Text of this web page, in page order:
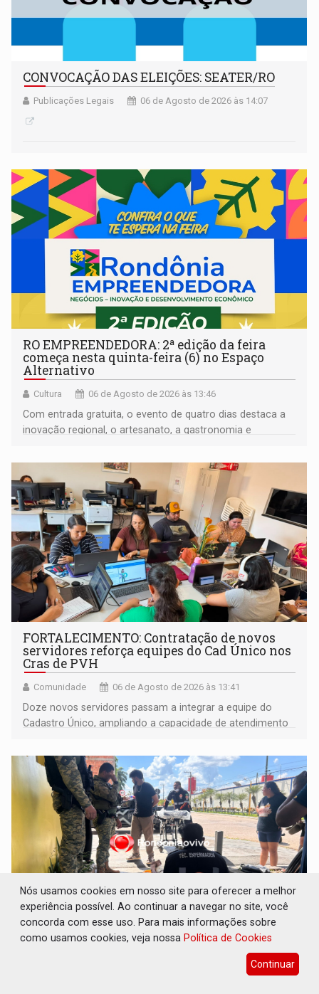
CONVOCAÇÃO DAS ELEIÇÕES: SEATER/RO
Publicações Legais 06 de Agosto de 2026 às 14:07
RO EMPREENDEDORA: 2ª edição da feira
começa nesta quinta-feira (6) no Espaço
Alternativo
Cultura 06 de Agosto de 2026 às 13:46
Com entrada gratuita, o evento de quatro dias destaca a
inovação regional, o artesanato, a gastronomia e
FORTALECIMENTO: Contratação de novos
servidores reforça equipes do Cad Único nos
Cras de PVH
Comunidade 06 de Agosto de 2026 às 13:41
Doze novos servidores passam a integrar a equipe do
Cadastro Único, ampliando a capacidade de atendimento
VÍDEO: Condutor de carro avança
cruzamento e deixa motociclista com
Nós usamos cookies em nosso site para oferecer a melhor
experiência possível. Ao continuar a navegar no site, você
concorda com esse uso. Para mais informações sobre
como usamos cookies, veja nossa Política de Cookies
Continuar